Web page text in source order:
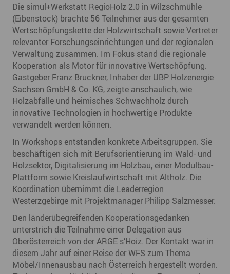
Die simul+Werkstatt RegioHolz 2.0 in Wilzschmühle
(Eibenstock) brachte 56 Teilnehmer aus der gesamten
Wertschöpfungskette der Holzwirtschaft sowie Vertreter
relevanter Forschungseinrichtungen und der regionalen
Verwaltung zusammen. Im Fokus stand die regionale
Kooperation als Motor für innovative Wertschöpfung.
Gastgeber Franz Bruckner, Inhaber der UBP Holzenergie
Sachsen GmbH & Co. KG, zeigte anschaulich, wie
Holzabfälle und heimisches Schwachholz durch
innovative Technologien in hochwertige Produkte
verwandelt werden können.
In Workshops entstanden konkrete Arbeitsgruppen. Sie
beschäftigen sich mit Berufsorientierung im Wald- und
Holzsektor, Digitalisierung im Holzbau, einer Modulbau-
Plattform sowie Kreislaufwirtschaft mit Altholz. Die
Koordination übernimmt die Leaderregion
Westerzgebirge mit Projektmanager Philipp Salzmesser.
Den länderübegreifenden Kooperationsgedanken
unterstrich die Teilnahme einer Delegation aus
Oberösterreich von der ARGE s‘Hoiz. Der Kontakt war in
diesem Jahr auf einer Reise der WFS zum Thema
Möbel/Innenausbau nach Österreich hergestellt worden.